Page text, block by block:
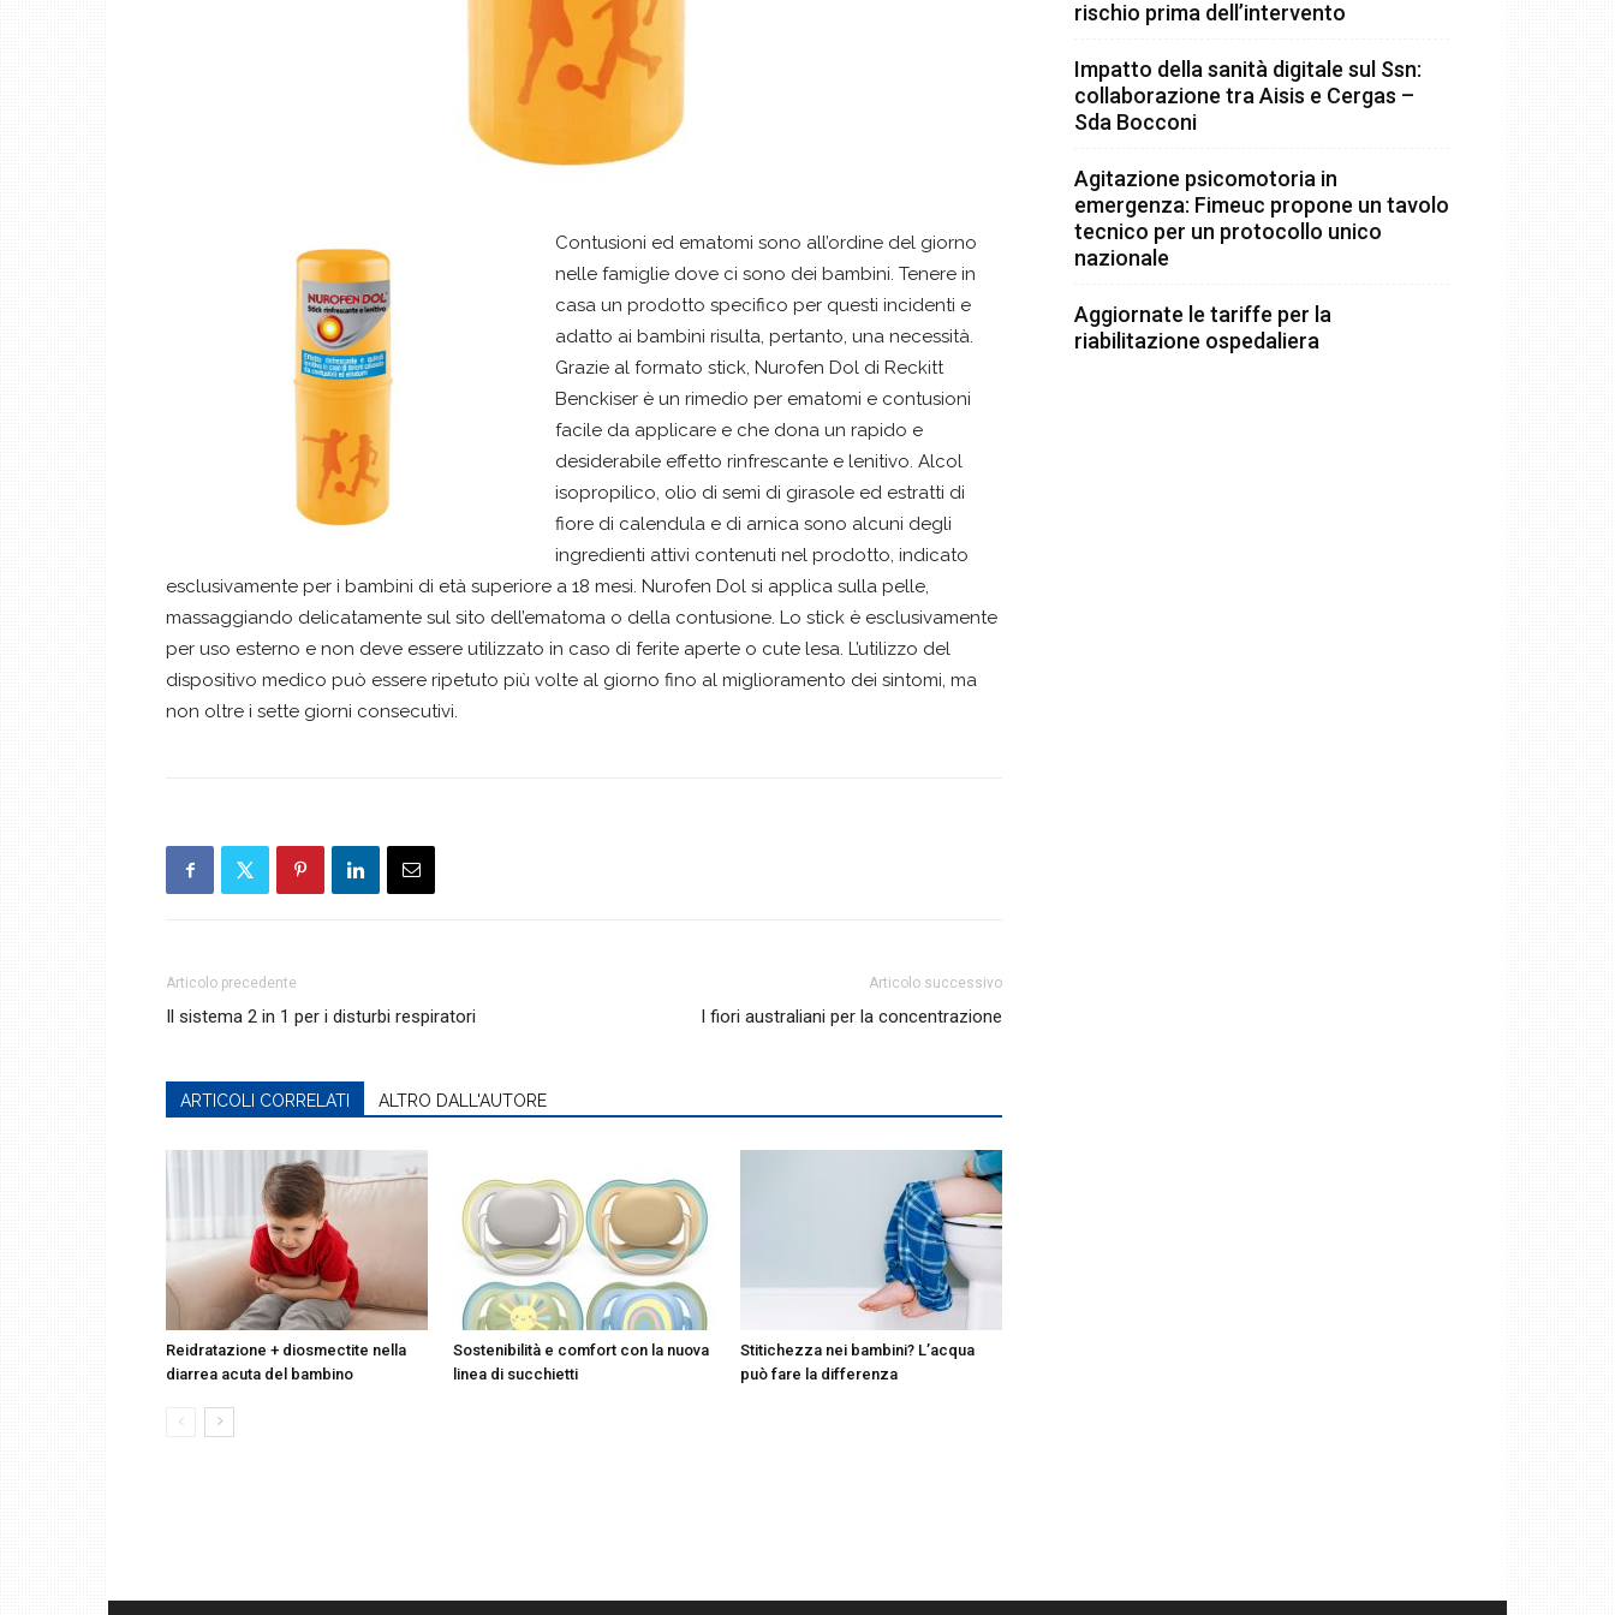
Contusioni ed ematomi sono all’ordine del giorno
nelle famiglie dove ci sono dei bambini. Tenere in
casa un prodotto specifico per questi incidenti e
adatto ai bambini risulta, pertanto, una necessità.
Grazie al formato stick, Nurofen Dol di Reckitt
Benckiser è un rimedio per ematomi e contusioni
facile da applicare e che dona un rapido e
desiderabile effetto rinfrescante e lenitivo. Alcol
isopropilico, olio di semi di girasole ed estratti di
fiore di calendula e di arnica sono alcuni degli
ingredienti attivi contenuti nel prodotto, indicato
esclusivamente per i bambini di età superiore a 18 mesi. Nurofen Dol si applica sulla pelle,
massaggiando delicatamente sul sito dell’ematoma o della contusione. Lo stick è esclusivamente
per uso esterno e non deve essere utilizzato in caso di ferite aperte o cute lesa. L’utilizzo del
dispositivo medico può essere ripetuto più volte al giorno fino al miglioramento dei sintomi, ma
non oltre i sette giorni consecutivi.
Articolo precedente
Il sistema 2 in 1 per i disturbi respiratori
Articolo successivo
I fiori australiani per la concentrazione
ARTICOLI CORRELATI ALTRO DALL'AUTORE
Reidratazione + diosmectite nella
diarrea acuta del bambino
Sostenibilità e comfort con la nuova
linea di succhietti
Stitichezza nei bambini? L’acqua
può fare la differenza
rischio prima dell’intervento
Impatto della sanità digitale sul Ssn:
collaborazione tra Aisis e Cergas –
Sda Bocconi
Agitazione psicomotoria in
emergenza: Fimeuc propone un tavolo
tecnico per un protocollo unico
nazionale
Aggiornate le tariffe per la
riabilitazione ospedaliera